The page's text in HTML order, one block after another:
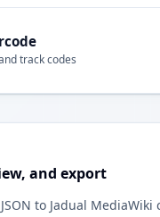
track codes
and export
to Jadual